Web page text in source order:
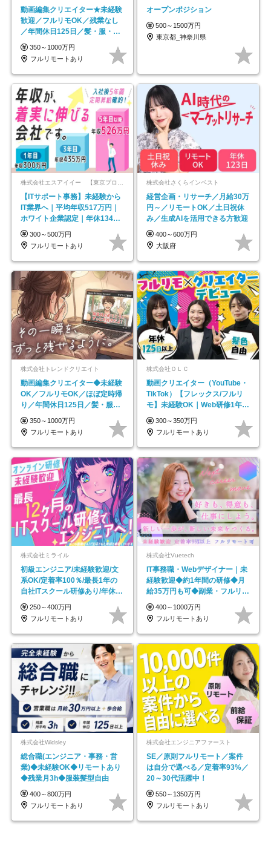
動画編集クリエイター★未経験
歓迎／フルリモOK／残業なし
／年間休日125日／髪・服・ネ
イル自由／研修充実で安心
350～1000万円
フルリモートあり
オープンポジション
500～1500万円
東京都_神奈川県
【ITサポート事務】未経験から
IT業界へ｜平均年収517万円｜
ホワイト企業認定｜年休134日
｜リモートOK
300～500万円
フルリモートあり
株式会社さくらインベスト
経営企画・リサーチ／月給30万
円～／リモートOK／土日祝休
み／生成AIを活用できる方歓迎
400～600万円
大阪府
株式会社トレンドクリエイト
動画編集クリエイター◆未経験
OK／フルリモOK／ほぼ定時帰
り／年間休日125日／髪・服・
ネイル自由／副業OK
350～1000万円
フルリモートあり
株式会社ＯＬＣ
動画クリエイター（YouTube・
TikTok）【フレックス/フルリ
モ】未経験OK｜Web研修1年間
｜副業OK
300～350万円
フルリモートあり
株式会社ミライル
初級エンジニア/未経験歓迎/文
系OK/定着率100％/最長1年の
自社ITスクール研修あり/年休
130日
250～400万円
フルリモートあり
株式会社Vuetech
IT事務職・Webデザイナー｜未
経験歓迎◆約1年間の研修◆月
給35万円も可◆副業・フルリモ
ート可◆年休126日
400～1000万円
フルリモートあり
株式会社Widsley
総合職(エンジニア・事務・営
業)◆未経験OK◆リモートあり
◆残業月3h◆服装髪型自由
400～800万円
フルリモートあり
株式会社エンジニアファースト
SE／原則フルリモート／案件
は自分で選べる／定着率93%／
20～30代活躍中！
550～1350万円
フルリモートあり